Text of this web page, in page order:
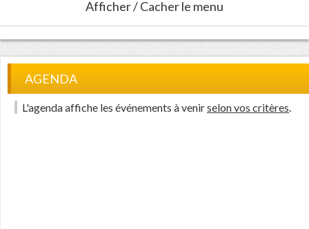
Afficher / Cacher le menu
AGENDA
L'agenda affiche les événements à venirselon vos critères.